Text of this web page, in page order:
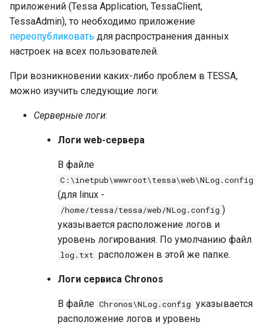
Замена лицензии
Управление сессиями
платформы
решения
Обновление
кастомизированного
Экспорт конфигурации веб-
Миграция базы данных и
Подготовка к миграции
приложений (Tessa Application, TessaClient,
TessaAdmin), то необходимо приложение
переопубликовать для распространения данных
настроек на всех пользователей.
При возникновении каких-либо проблем в TESSA,
можно изучить следующие логи:
Серверные логи:
Логи web-сервера
В файле
C:\inetpub\wwwroot\tessa\web\NLog.config
(для linux -
/home/tessa/tessa/web/NLog.config )
указывается расположение логов и
уровень логирования. По умолчанию файл
log.txt расположен в этой же папке.
Логи сервиса Chronos
В файле Chronos\NLog.config указывается
расположение логов и уровень